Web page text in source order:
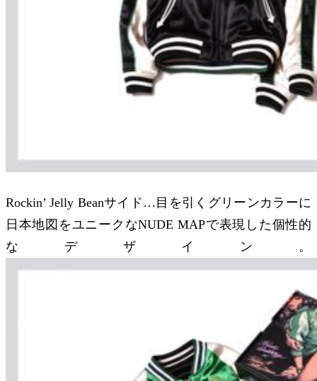
Rockin’ Jelly Beanサイド…目を引くグリーンカラーに
日本地図をユニークなNUDE MAPで表現した個性的
なデザイン。